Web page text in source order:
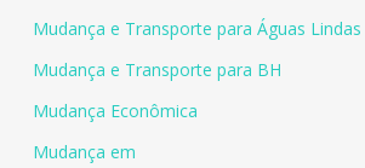
Mudança e Transporte para Águas Lindas
Mudança e Transporte para BH
Mudança Econômica
Mudança em